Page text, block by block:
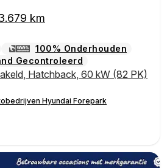
km
100% Onderhouden
Gecontroleerd
, Hatchback, 60 kW (82 PK)
Hyundai Forepark